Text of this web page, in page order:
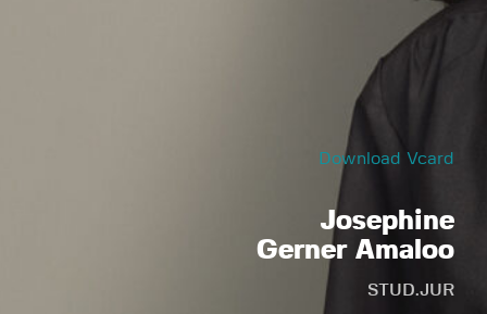
Download Vcard
Josephine
Gerner Amaloo
STUD.JUR